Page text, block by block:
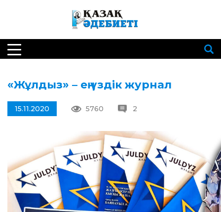
«Жұлдыз» – ең үздік журнал
15.11.2020 5760 2